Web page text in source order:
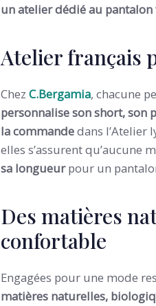
un atelier dédié au
Atelier français
Chez C.Bergamia, chacune
personnalise son short, son
la commandedans l’Atelier
elles s’assurent qu’aucune
sa longueurpour un
Des matières
confortable
Engagées pour une mode
matières naturelles,